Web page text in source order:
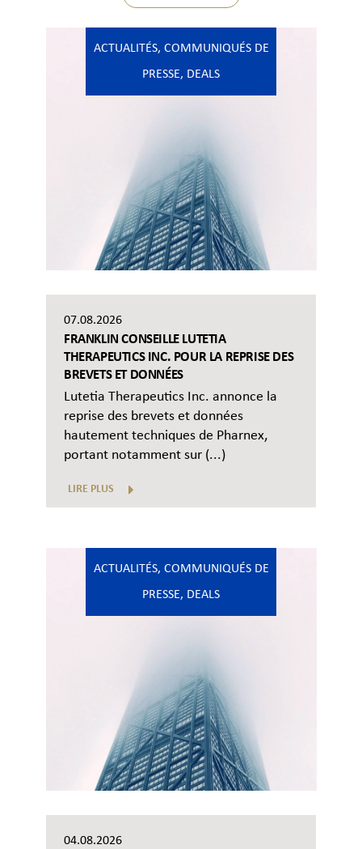
ACTUALITÉS, COMMUNIQUÉS DE
PRESSE, DEALS
07.08.2026
FRANKLIN CONSEILLE LUTETIA
THERAPEUTICS INC. POUR LA REPRISE DES
BREVETS ET DONNÉES
Lutetia Therapeutics Inc. annonce la
reprise des brevets et données
hautement techniques de Pharnex,
portant notamment sur (...)
LIRE PLUS
ACTUALITÉS, COMMUNIQUÉS DE
PRESSE, DEALS
04.08.2026